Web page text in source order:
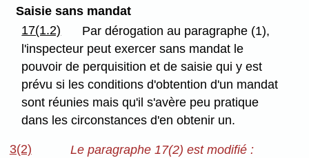
Saisie sans mandat
17(1.2)
Par dérogation au paragraphe (1),
l'inspecteur peut exercer sans mandat le
pouvoir de perquisition et de saisie qui y est
prévu si les conditions d'obtention d'un mandat
sont réunies mais qu'il s'avère peu pratique
dans les circonstances d'en obtenir un.
3(2)
Le paragraphe 17(2) est modifié :